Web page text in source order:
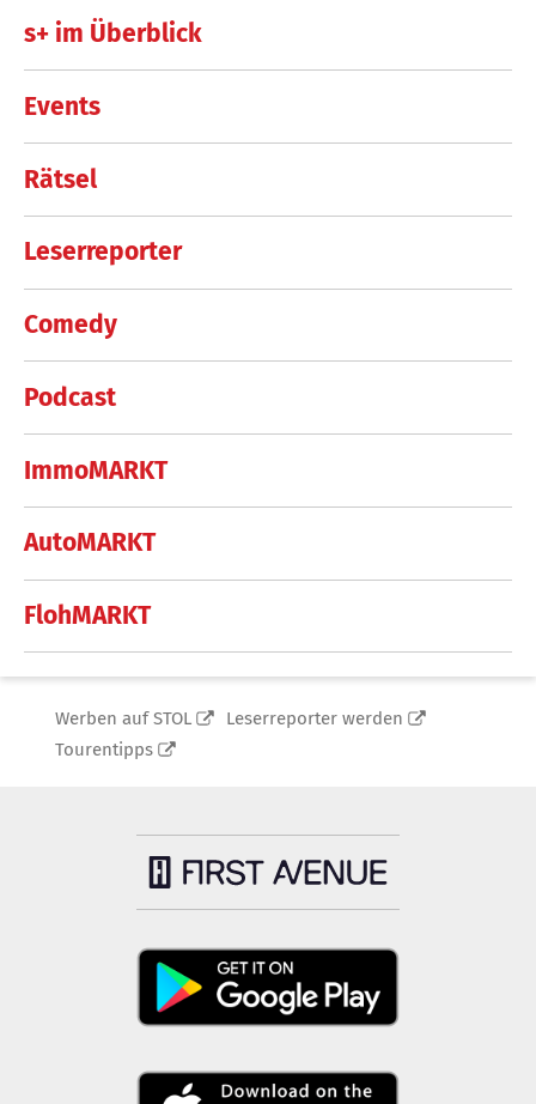
s+ im Überblick
Events
Rätsel
Leserreporter
Comedy
Podcast
ImmoMARKT
AutoMARKT
FlohMARKT
Werben auf STOL
Leserreporter werden
Tourentipps